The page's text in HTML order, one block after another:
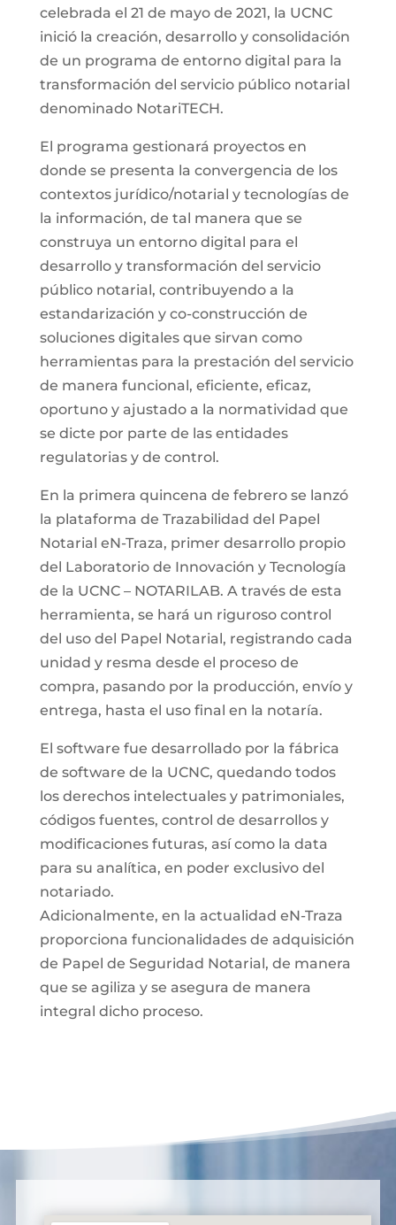
celebrada el 21 de mayo de 2021, la UCNC
inició la creación, desarrollo y consolidación
de un programa de entorno digital para la
transformación del servicio público notarial
denominado NotariTECH.
El programa gestionará proyectos en
donde se presenta la convergencia de los
contextos jurídico/notarial y tecnologías de
la información, de tal manera que se
construya un entorno digital para el
desarrollo y transformación del servicio
público notarial, contribuyendo a la
estandarización y co-construcción de
soluciones digitales que sirvan como
herramientas para la prestación del servicio
de manera funcional, eficiente, eficaz,
oportuno y ajustado a la normatividad que
se dicte por parte de las entidades
regulatorias y de control.
En la primera quincena de febrero se lanzó
la plataforma de Trazabilidad del Papel
Notarial eN-Traza, primer desarrollo propio
del Laboratorio de Innovación y Tecnología
de la UCNC – NOTARILAB. A través de esta
herramienta, se hará un riguroso control
del uso del Papel Notarial, registrando cada
unidad y resma desde el proceso de
compra, pasando por la producción, envío y
entrega, hasta el uso final en la notaría.
El software fue desarrollado por la fábrica
de software de la UCNC, quedando todos
los derechos intelectuales y patrimoniales,
códigos fuentes, control de desarrollos y
modificaciones futuras, así como la data
para su analítica, en poder exclusivo del
notariado.
Adicionalmente, en la actualidad eN-Traza
proporciona funcionalidades de adquisición
de Papel de Seguridad Notarial, de manera
que se agiliza y se asegura de manera
integral dicho proceso.